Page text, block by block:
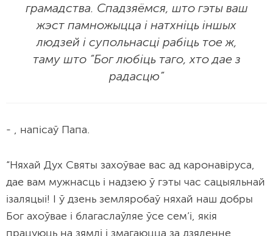
грамадства. Спадзяёмся, што гэты ваш
жэст памножыцца і натхніць іншых
людзей і супольнасці рабіць тое ж,
таму што “Бог любіць таго, хто дае з
радасцю”
- , напісаў Папа.
“Няхай Дух Святы захоўвае вас ад каронавіруса,
дае вам мужнасць і надзею ў гэты час сацыяльнай
ізаляцыі! І ў дзень земляробаў няхай наш добры
Бог ахоўвае і благаслаўляе ўсе сем’і, якія
працуюць на зямлі і змагаюцца за дзяленне